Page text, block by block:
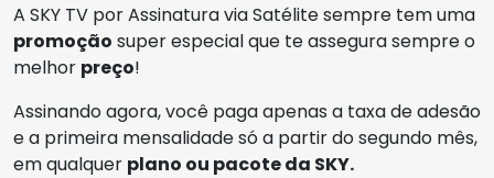
A SKY TV por Assinatura via Satélite sempre tem uma
promoção super especial que te assegura sempre o
melhor preço!
Assinando agora, você paga apenas a taxa de adesão
e a primeira mensalidade só a partir do segundo mês,
em qualquer plano ou pacote da SKY.